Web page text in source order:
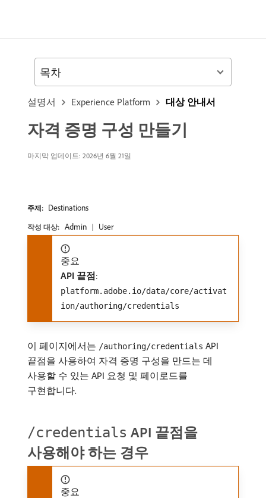
설명서 Experience Platform 대상 안내서
자격 증명 구성 만들기
마지막 업데이트: 2026년 6월 21일
주제: Destinations
작성 대상: Admin User
중요
API 끝점:
platform.adobe.io/data/core/activat
ion/authoring/credentials
이 페이지에서는 /authoring/credentials API
끝점을 사용하여 자격 증명 구성을 만드는 데
사용할 수 있는 API 요청 및 페이로드를
구현합니다.
/credentials API 끝점을
사용해야 하는 경우
중요
목차